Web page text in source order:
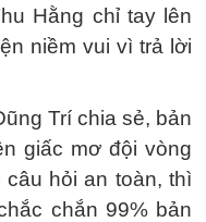
Hằng chỉ tay lên
niềm vui vì trả lời
Trí chia sẻ, bản
giấc mơ đội vòng
hỏi an toàn, thì
chắn 99% bản